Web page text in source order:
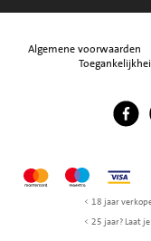
Algemene voorwaarden
Volg
MastercardMaestroVisa
< 18 jaar
< 25 jaar? Laat